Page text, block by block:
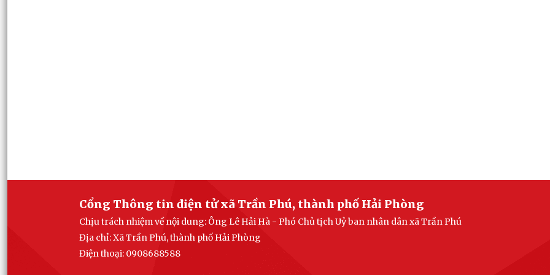
Cổng Thông tin điện tử xã Trần Phú, thành phố Hải Phòng
Chịu trách nhiệm về nội dung: Ông Lê Hải Hà - Phó Chủ tịch Uỷ ban nhân dân xã Trần Phú
Địa chỉ: Xã Trần Phú, thành phố Hải Phòng
Điện thoại: 0908688588